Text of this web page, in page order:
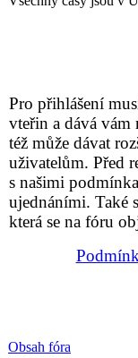
Pro přihlášení
vteřin a dává
též může dávat
uživatelům. Před
s našimi
ujednáními. Také
která se na fóru
Obsah fóra